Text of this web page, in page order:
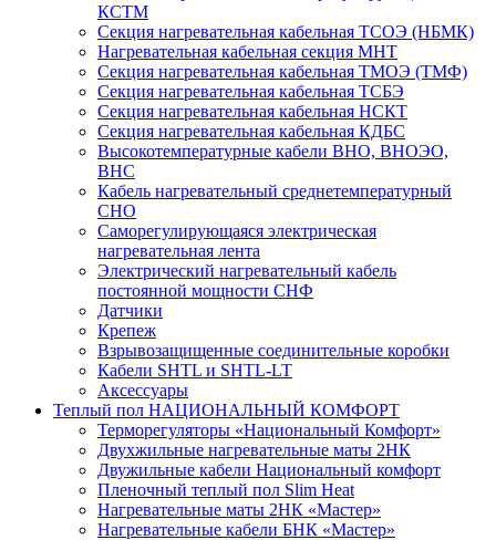
КСТМ
Секция нагревательная кабельная ТСОЭ (НБМК)
Нагревательная кабельная секция МНТ
Секция нагревательная кабельная ТМОЭ (ТМФ)
Секция нагревательная кабельная ТСБЭ
Секция нагревательная кабельная НСКТ
Секция нагревательная кабельная КДБС
Высокотемпературные кабели ВНО, ВНОЭО,
ВНС
Кабель нагревательный среднетемпературный
СНО
Саморегулирующаяся электрическая
нагревательная лента
Электрический нагревательный кабель
постоянной мощности СНФ
Датчики
Крепеж
Взрывозащищенные соединительные коробки
Кабели SHTL и SHTL-LT
Аксессуары
Теплый пол НАЦИОНАЛЬНЫЙ КОМФОРТ
Терморегуляторы «Национальный Комфорт»
Двухжильные нагревательные маты 2НК
Двужильные кабели Национальный комфорт
Пленочный теплый пол Slim Heat
Нагревательные маты 2НК «Мастер»
Нагревательные кабели БНК «Мастер»